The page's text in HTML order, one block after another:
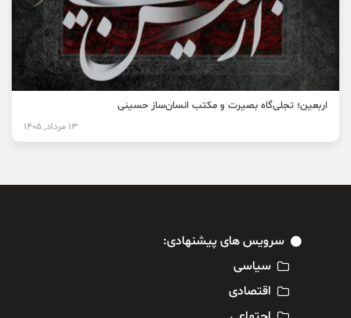
اربعین؛ تجلی‌گاه بصیرت و مکتب انسان‌ساز حسینی
13 مرداد, 1405
سرویس های پیشنهادی:
سیاسی
اقتصادی